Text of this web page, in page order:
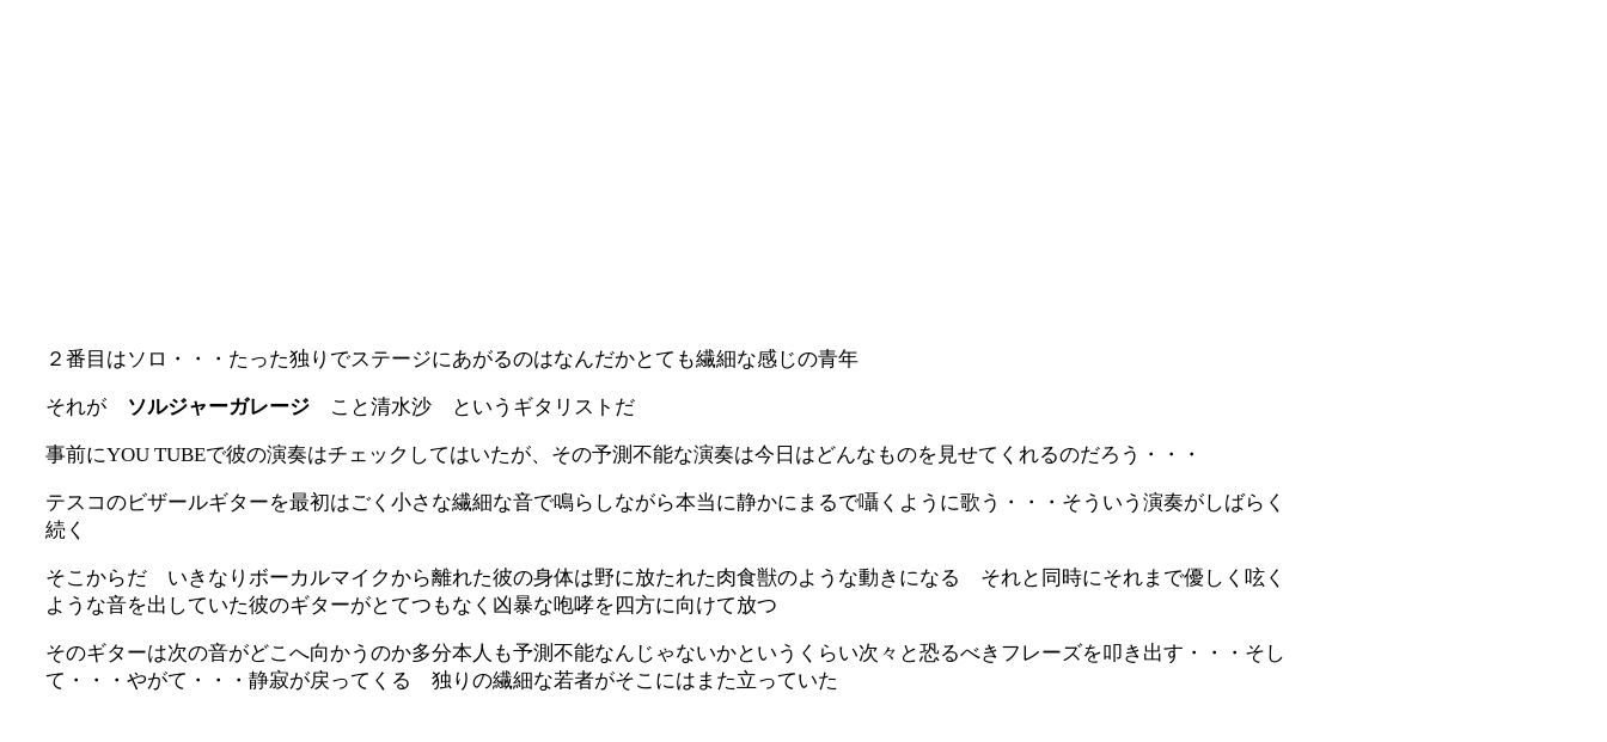
２番目はソロ・・・たった独りでステージにあがるのはなんだかとても繊細な感じの青年
それが ソルジャーガレージ こと清水沙 というギタリストだ
事前にYOU TUBEで彼の演奏はチェックしてはいたが、その予測不能な演奏は今日はどんなものを見せてくれるのだろう・・・
テスコのビザールギターを最初はごく小さな繊細な音で鳴らしながら本当に静かにまるで囁くように歌う・・・そういう演奏がしばらく
続く
そこからだ いきなりボーカルマイクから離れた彼の身体は野に放たれた肉食獣のような動きになる それと同時にそれまで優しく呟く
ような音を出していた彼のギターがとてつもなく凶暴な咆哮を四方に向けて放つ
そのギターは次の音がどこへ向かうのか多分本人も予測不能なんじゃないかというくらい次々と恐るべきフレーズを叩き出す・・・そし
て・・・やがて・・・静寂が戻ってくる 独りの繊細な若者がそこにはまた立っていた